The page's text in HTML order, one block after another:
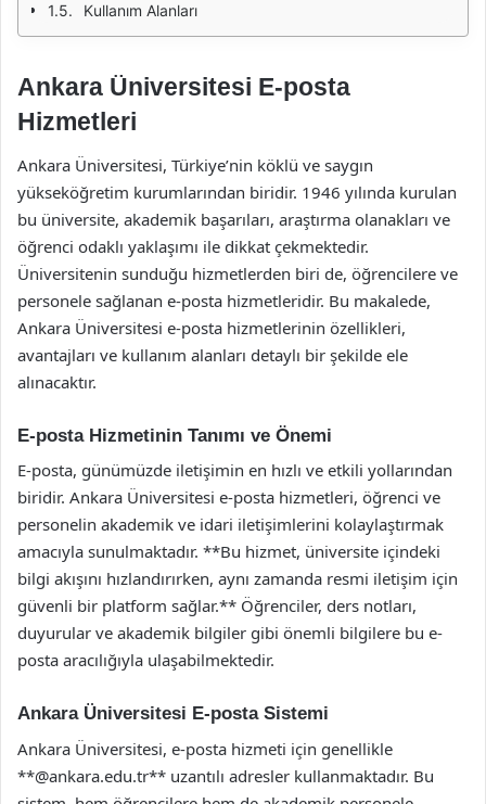
Kullanım Alanları
Ankara Üniversitesi E-posta
Hizmetleri
Ankara Üniversitesi, Türkiye’nin köklü ve saygın
yükseköğretim kurumlarından biridir. 1946 yılında kurulan
bu üniversite, akademik başarıları, araştırma olanakları ve
öğrenci odaklı yaklaşımı ile dikkat çekmektedir.
Üniversitenin sunduğu hizmetlerden biri de, öğrencilere ve
personele sağlanan e-posta hizmetleridir. Bu makalede,
Ankara Üniversitesi e-posta hizmetlerinin özellikleri,
avantajları ve kullanım alanları detaylı bir şekilde ele
alınacaktır.
E-posta Hizmetinin Tanımı ve Önemi
E-posta, günümüzde iletişimin en hızlı ve etkili yollarından
biridir. Ankara Üniversitesi e-posta hizmetleri, öğrenci ve
personelin akademik ve idari iletişimlerini kolaylaştırmak
amacıyla sunulmaktadır. **Bu hizmet, üniversite içindeki
bilgi akışını hızlandırırken, aynı zamanda resmi iletişim için
güvenli bir platform sağlar.** Öğrenciler, ders notları,
duyurular ve akademik bilgiler gibi önemli bilgilere bu e-
posta aracılığıyla ulaşabilmektedir.
Ankara Üniversitesi E-posta Sistemi
Ankara Üniversitesi, e-posta hizmeti için genellikle
**@ankara.edu.tr** uzantılı adresler kullanmaktadır. Bu